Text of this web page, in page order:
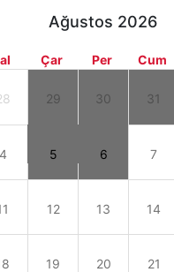
Ağustos 2026
Çar Per Cum
29 30 31
4 5 6 7
12 13 14
19 20 21